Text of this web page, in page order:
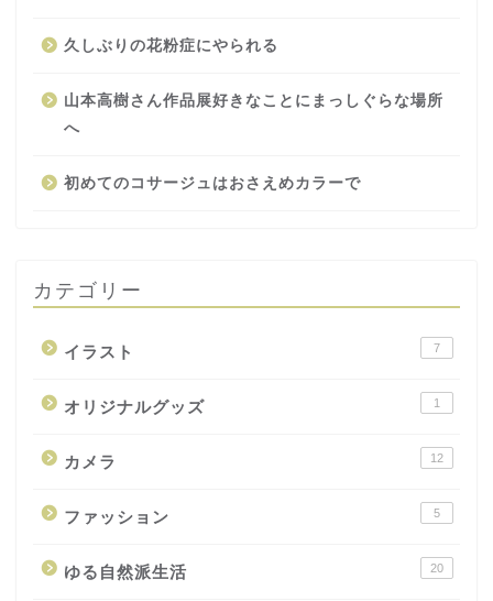
久しぶりの花粉症にやられる
山本高樹さん作品展好きなことにまっしぐらな場所
へ
初めてのコサージュはおさえめカラーで
カテゴリー
イラスト 7
オリジナルグッズ 1
カメラ 12
ファッション 5
ゆる自然派生活 20